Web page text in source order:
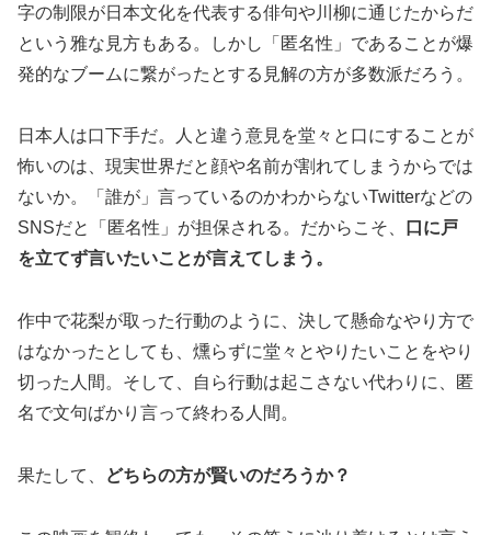
字の制限が日本文化を代表する俳句や川柳に通じたからだ
という雅な見方もある。しかし「匿名性」であることが爆
発的なブームに繋がったとする見解の方が多数派だろう。
日本人は口下手だ。人と違う意見を堂々と口にすることが
怖いのは、現実世界だと顔や名前が割れてしまうからでは
ないか。「誰が」言っているのかわからないTwitterなどの
SNSだと「匿名性」が担保される。だからこそ、
口に戸
を立てず言いたいことが言えてしまう。
作中で花梨が取った行動のように、決して懸命なやり方で
はなかったとしても、燻らずに堂々とやりたいことをやり
切った人間。そして、自ら行動は起こさない代わりに、匿
名で文句ばかり言って終わる人間。
果たして、 どちらの方が賢いのだろうか？